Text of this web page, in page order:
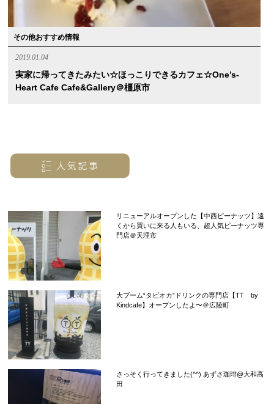
その他おすすめ情報
2019.01.04
実家に帰ってきたみたい☆ほっこりできるカフェ☆One’s-
Heart Cafe Cafe&Gallery＠橿原市
リニューアルオープンした【中西ピーナッツ】遠
くから買いに来る人もいる、超人気ピーナッツ専
門店＠天理市
大ブーム“タピオカ”ドリンクの専門店【TT by
Kindcafe】オープンしたよ〜＠広陵町
さっそく行ってきました(^^) あずさ珈琲@大和高
田